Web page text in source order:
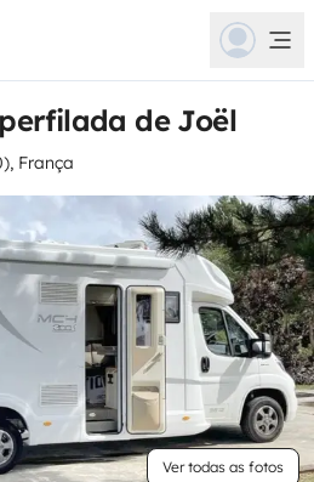
de Joël
França
Ver todas as fotos